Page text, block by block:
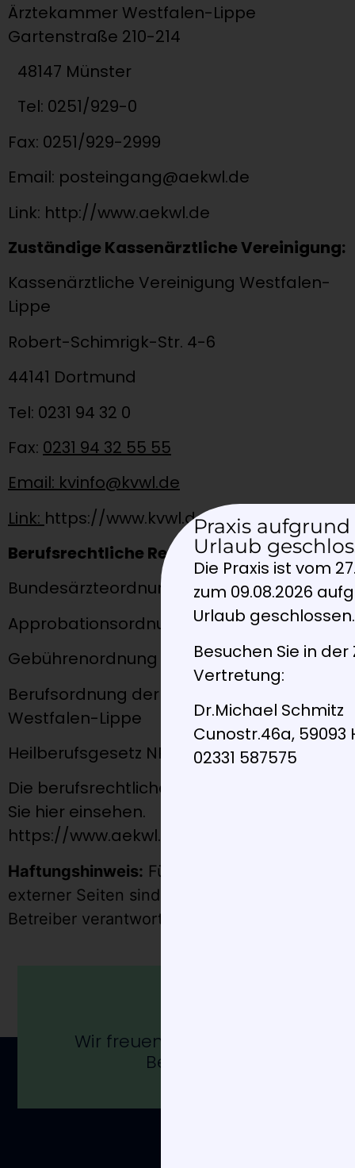
Ärztekammer Westfalen-Lippe
Gartenstraße 210-214
48147 Münster
Tel: 0251/929-0
Fax: 0251/929-2999
Email: posteingang@aekwl.de
Link: http://www.aekwl.de
Zuständige Kassenärztliche Vereinigung:
Kassenärztliche Vereinigung Westfalen-
Lippe
Robert-Schimrigk-Str. 4-6
44141 Dortmund
Tel: 0231 94 32 0
Fax: 0231 94 32 55 55
Email: kvinfo@kvwl.de
Link: https://www.kvwl.de
Berufsrechtliche Regelungen:
Bundesärzteordnung (BÄO)
Approbationsordnung (ÄApprO 2002)
Gebührenordnung für Ärzte (GOÄ)
Berufsordnung der Ärztekammer
Westfalen-Lippe
Heilberufsgesetz NRW (HeilBerG NW)
Die berufsrechtlichen Regelungen können
Sie hier einsehen.
https://www.aekwl.de/fileadmin/
Haftungshinweis: Für den Inhalt verlinkten,
externer Seiten sind ausschließlich deren
Betreiber verantwortlich.
Wir freuen uns auf Ihren
Besuch
Praxis
Urlaub
Die Praxis ist vom
zum 09.08.2026
Urlaub
Besuchen Sie in
Vertretung:
Dr.Michael Schmitz
Cunostr.46a, 59093
02331 587575